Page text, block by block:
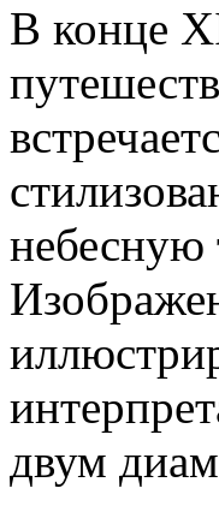
В конце
небесную
двум